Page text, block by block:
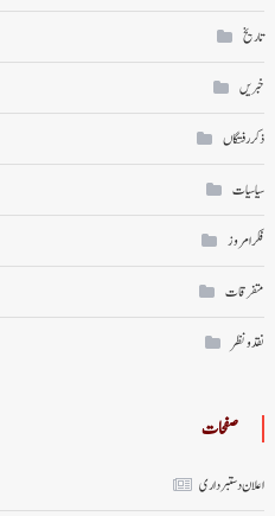
تاریخ
خبریں
ذکر رفتگاں
سیاسیات
فکر امروز
متفرقات
نقد ونظر
صفحات
اعلان دستبرداری